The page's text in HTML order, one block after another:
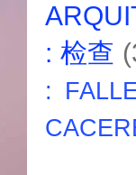
: 检查
: